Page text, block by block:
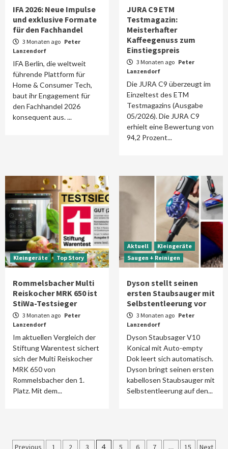
IFA 2026: Neue Impulse
und exklusive Formate
für den Fachhandel
3 Monaten ago Peter
Lanzendorf
IFA Berlin, die weltweit
führende Plattform für
Home & Consumer Tech,
baut ihr Engagement für
den Fachhandel 2026
konsequent aus. ...
JURA C9 ETM
Testmagazin:
Meisterhafter
Kaffeegenuss zum
Einstiegspreis
3 Monaten ago Peter
Lanzendorf
Die JURA C9 überzeugt im
Einzeltest des ETM
Testmagazins (Ausgabe
05/2026). Die JURA C9
erhielt eine Bewertung von
94,2 Prozent...
Kleingeräte Top Story
Rommelsbacher Multi
Reiskocher MRK 650 ist
StiWa-Testsieger
3 Monaten ago Peter
Lanzendorf
Im aktuellen Vergleich der
Stiftung Warentest sichert
sich der Multi Reiskocher
MRK 650 von
Rommelsbacher den 1.
Platz. Mit dem...
Aktuell
Kleingeräte
Saugen + Reinigen
Dyson stellt seinen
ersten Staubsauger mit
Selbstentleerung vor
3 Monaten ago Peter
Lanzendorf
Dyson Staubsager V10
Konical mit Auto-empty
Dok leert sich automatisch.
Dyson bringt seinen ersten
kabellosen Staubsauger mit
Selbstentleerung auf den...
Previous 1 2 3 4 5 6 7 … 15 Next